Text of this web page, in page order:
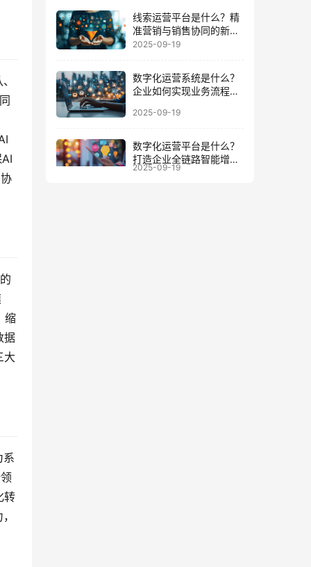
缩
据
大
系
转
线索运营平台是什么？精
准营销与销售协同的新增
长引擎
2025-09-19
数字化运营系统是什么？
企业如何实现业务流程与
2025-09-19
数字化运营平台是什么？
打造企业全链路智能增长
的底座
2025-09-19